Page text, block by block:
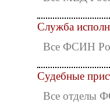
Служба
Все ФСИН
Судебные
Все отделы